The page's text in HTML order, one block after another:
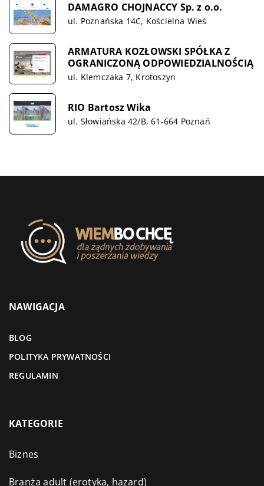
DAMAGRO CHOJNACCY Sp. z o.o.
ul. Poznańska 14C, Kościelna Wieś
ARMATURA KOZŁOWSKI SPÓŁKA Z
OGRANICZONĄ ODPOWIEDZIALNOŚCIĄ
ul. Klemczaka 7, Krotoszyn
RIO Bartosz Wika
ul. Słowiańska 42/B, 61-664 Poznań
NAWIGACJA
BLOG
POLITYKA PRYWATNOŚCI
REGULAMIN
KATEGORIE
Biznes
Branża adult (erotyka, hazard)